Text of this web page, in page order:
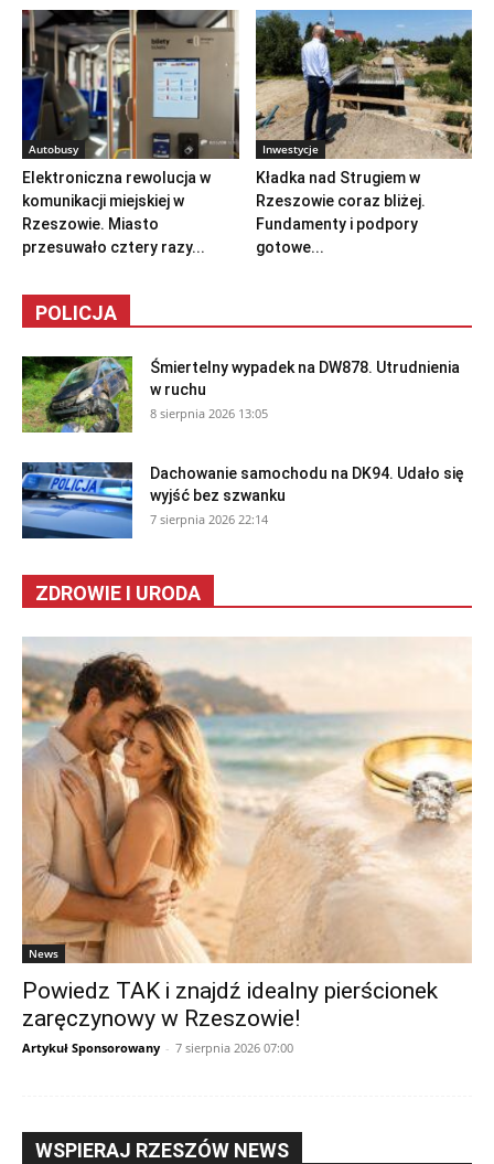
Autobusy
Elektroniczna rewolucja w
komunikacji miejskiej w
Rzeszowie. Miasto
przesuwało cztery razy...
Inwestycje
Kładka nad Strugiem w
Rzeszowie coraz bliżej.
Fundamenty i podpory
gotowe...
POLICJA
Śmiertelny wypadek na DW878. Utrudnienia
w ruchu
8 sierpnia 2026 13:05
Dachowanie samochodu na DK94. Udało się
wyjść bez szwanku
7 sierpnia 2026 22:14
ZDROWIE I URODA
News
Powiedz TAK i znajdź idealny pierścionek
zaręczynowy w Rzeszowie!
Artykuł Sponsorowany - 7 sierpnia 2026 07:00
WSPIERAJ RZESZÓW NEWS